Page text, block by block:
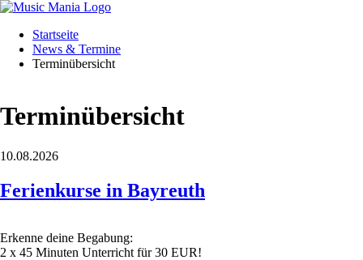
Startseite
News
&
Zeiten
Newsübersicht
Angebot
60plus
uns
Konzept
Startseite
News & Termine
Terminübersicht
Terminübersicht
10.08.2026
Ferien­kurse in Bayreuth
Erkenne deine Begabung:
2 x 45 Minuten Unterricht für 30 EUR!